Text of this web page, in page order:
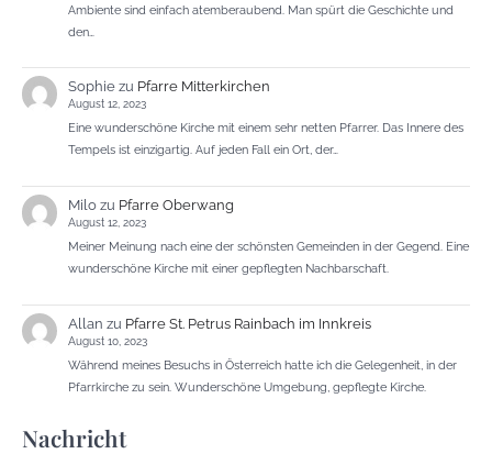
Ambiente sind einfach atemberaubend. Man spürt die Geschichte und
den…
Sophiezu Pfarre Mitterkirchen
August 12, 2023
Eine wunderschöne Kirche mit einem sehr netten Pfarrer. Das Innere des
Tempels ist einzigartig. Auf jeden Fall ein Ort, der…
Milozu Pfarre Oberwang
August 12, 2023
Meiner Meinung nach eine der schönsten Gemeinden in der Gegend. Eine
wunderschöne Kirche mit einer gepflegten Nachbarschaft.
Allan zu Pfarre St. Petrus Rainbach im Innkreis
August 10, 2023
Während meines Besuchs in Österreich hatte ich die Gelegenheit, in der
Pfarrkirche zu sein. Wunderschöne Umgebung, gepflegte Kirche.
Nachricht